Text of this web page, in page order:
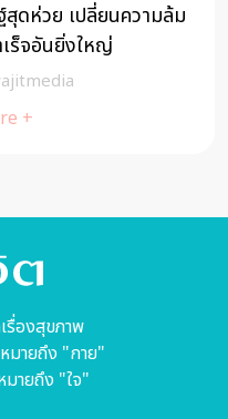
สุดห่วย เปลี่ยนความล้ม
เร็จอันยิ่งใหญ่
+
รื่องสุขภาพ
มายถึง "กาย"
ายถึง "ใจ"